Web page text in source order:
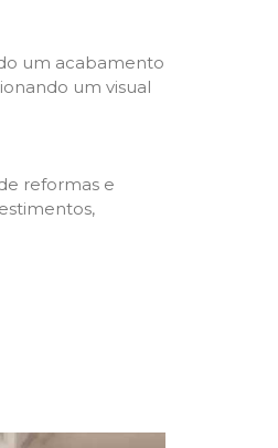
um acabamento
um visual
reformas e